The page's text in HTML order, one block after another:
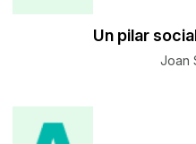
Un pilar
Joan